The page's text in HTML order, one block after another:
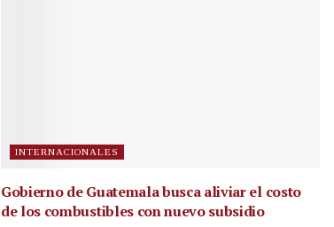
INTERNACIONALES
Gobierno de Guatemala busca aliviar el costo
de los combustibles con nuevo subsidio